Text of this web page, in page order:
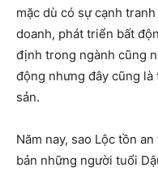
mặc dù có sự cạnh
doanh, phát triển bất
định trong ngành cũng
động nhưng đây cũng
sản.
Năm nay, sao Lộc tồn
bản những người tuổi